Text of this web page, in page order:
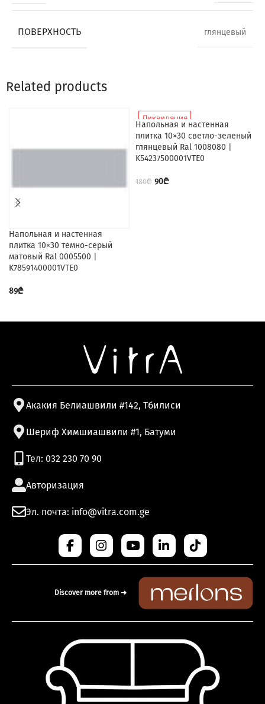
ПОВЕРХНОСТЬ глянцевый
Related products
Напольная и настенная
плитка 10×30 темно-серый
матовый Ral 0005500 |
K78591400001VTE0
89₾
Ликвидация
Напольная и настенная
плитка 10×30 светло-зеленый
глянцевый Ral 1008080 |
K54237500001VTE0
180₾ 90₾
Акакия Белиашвили #142, Тбилиси
Шериф Химшиашвили #1, Батуми
Тел: 032 230 70 90
Авторизация
Эл. почта: info@vitra.com.ge
Discover more from ➜